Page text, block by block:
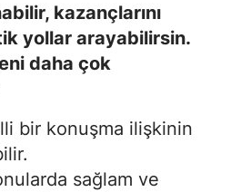
kazançlarını
yollar arayabilirsin.
daha çok
bir konuşma ilişkinin
sağlam ve